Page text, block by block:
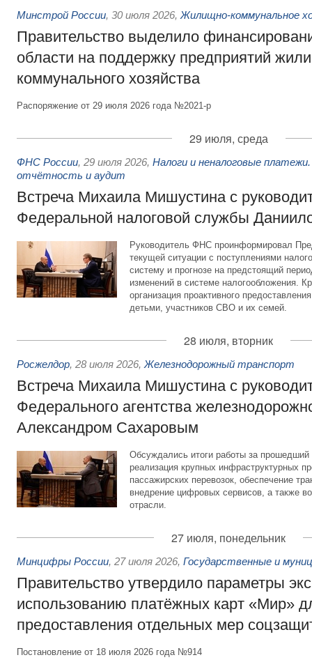
Минстрой России, 30 июля 2026, Жилищно-коммунальное
Правительство выделило
области на поддержку предприятий
коммунального хозяйства
Распоряжение от 29 июля 2026 года №2021-р
29 июля, среда
ФНС России, 29 июля 2026, Налоги и неналоговые
отчётность и аудит
Встреча Михаила Мишустина с
Федеральной налоговой службы
Руководитель ФНС проинформировал
текущей ситуации с поступлениями
систему и прогнозе на предстоящий
изменений в системе налогообложения.
организация проактивного
детьми, участников СВО и их семей.
28 июля, вторник
Росжелдор, 28 июля 2026, Железнодорожный транспорт
Встреча Михаила Мишустина с
Федерального агентства
Александром Сахаровым
Обсуждались итоги работы за
реализация крупных инфраструктурных
пассажирских перевозок, обеспечение
внедрение цифровых сервисов, а также
отрасли.
27 июля, понедельник
Минцифры России, 27 июля 2026, Государственные и
Правительство утвердило параметры
использованию платёжных карт «Мир»
предоставления отдельных мер
Постановление от 18 июля 2026 года №914